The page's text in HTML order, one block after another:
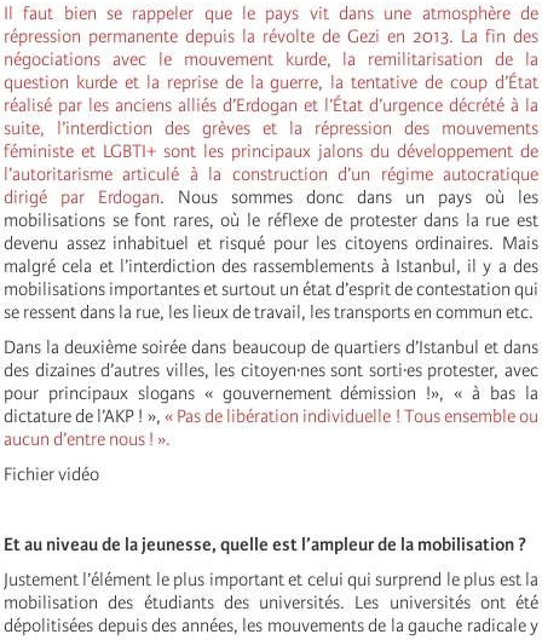
Il faut bien se rappeler que le pays vit dans une atmosphère de
répression permanente depuis la révolte de Gezi en 2013. La fin des
négociations avec le mouvement kurde, la remilitarisation de la
question kurde et la reprise de la guerre, la tentative de coup d’État
réalisé par les anciens alliés d’Erdogan et l’État d’urgence décrété à la
suite, l’interdiction des grèves et la répression des mouvements
féministe et LGBTI+ sont les principaux jalons du développement de
l’autoritarisme articulé à la construction d’un régime autocratique
dirigé par Erdogan. Nous sommes donc dans un pays où les
mobilisations se font rares, où le réflexe de protester dans la rue est
devenu assez inhabituel et risqué pour les citoyens ordinaires. Mais
malgré cela et l’interdiction des rassemblements à Istanbul, il y a des
mobilisations importantes et surtout un état d’esprit de contestation qui
se ressent dans la rue, les lieux de travail, les transports en commun etc.
Dans la deuxième soirée dans beaucoup de quartiers d’Istanbul et dans
des dizaines d’autres villes, les citoyen·nes sont sorti·es protester, avec
pour principaux slogans « gouvernement démission !», « à bas la
dictature de l’AKP ! », « Pas de libération individuelle ! Tous ensemble ou
aucun d’entre nous ! ».
Fichier vidéo
Et au niveau de la jeunesse, quelle est l’ampleur de la mobilisation ?
Justement l’élément le plus important et celui qui surprend le plus est la
mobilisation des étudiants des universités. Les universités ont été
dépolitisées depuis des années, les mouvements de la gauche radicale y